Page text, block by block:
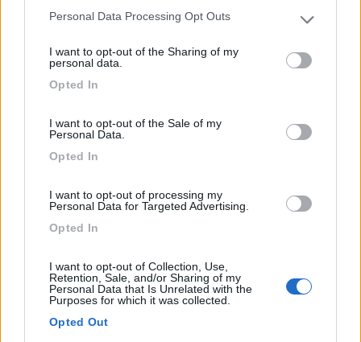
Please note that this website/app uses one or more Google
not limited to your visit or usage behaviour. You may click to
grant or deny consent to Google and its third-party tags to
use your data for below specified purposes in below Google
Personal Data Processing Opt Outs
I want to opt-out of the Sharing of my
personal data.
Opted In
I want to opt-out of the Sale of my
Personal Data.
Opted In
I want to opt-out of processing my
Personal Data for Targeted Advertising.
Opted In
I want to opt-out of Collection, Use,
Retention, Sale, and/or Sharing of my
Personal Data that Is Unrelated with the
Purposes for which it was collected.
Opted Out
8,4 12
Servizi / Posizione
Con acqua ed elettricità, a pagamento con tessera
Marradi (FI) - 16.5km
Largo degli Alpini, 2C